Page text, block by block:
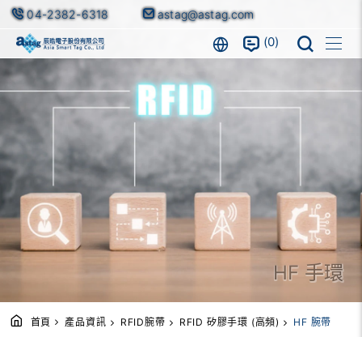
04-2382-6318 astag@astag.com
0
HF 手環
首頁 產品資訊 RFID腕帶 RFID 矽膠手環 (高頻) HF 腕帶